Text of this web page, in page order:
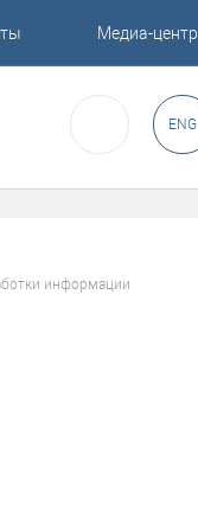
Медиа-центр
ENG
информации